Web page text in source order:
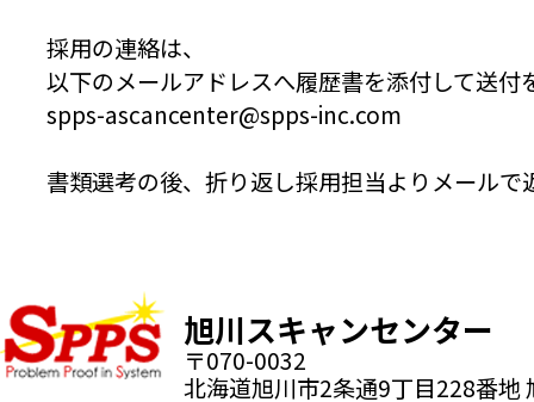
採用の連絡は、
以下のメールアドレスへ履歴書を添付して送付
spps-ascancenter@spps-inc.com
書類選考の後、折り返し採用担当よりメールで
旭川スキャンセンター
〒070-0032
北海道旭川市2条通9丁目228番地